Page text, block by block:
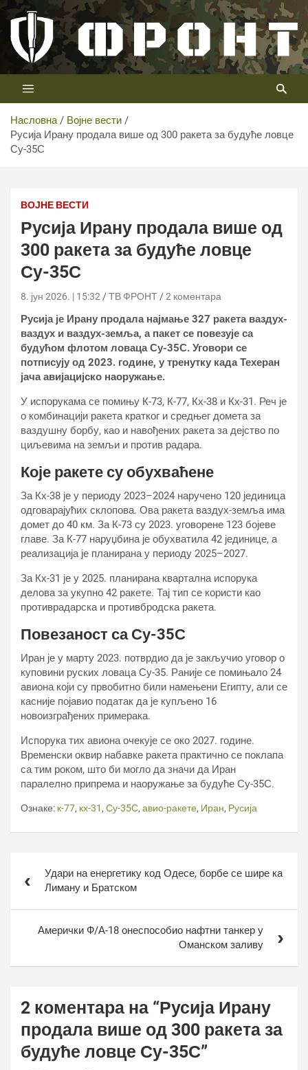
Скип
цонтент
Телевизија ФРОНТ
Први војни канал у Србији
Насловна
Војне вести
Русија Ирану продала више од 300 ракета за будуће ловце
Су-35С
ВОЈНЕ ВЕСТИ
Русија Ирану продала више од
300 ракета за будуће ловце
Су-35С
8. јун 2026. | 15:32 ТВ ФРОНТ 2 коментара
Русија је Ирану продала најмање 327 ракета ваздух-
ваздух и ваздух-земља, а пакет се повезује са
будућом флотом ловаца Су-35С. Уговори се
потписују од 2023. године, у тренутку када Техеран
јача авијацијско наоружање.
У испорукама се помињу К-73, К-77, Кх-38 и Кх-31. Реч је
о комбинацији ракета кратког и средњег домета за
ваздушну борбу, као и навођених ракета за дејство по
циљевима на земљи и против радара.
Које ракете су обухваћене
За Кх-38 је у периоду 2023–2024 наручено 120 јединица
одговарајућих склопова. Ова ракета ваздух-земља има
домет до 40 км. За К-73 су 2023. уговорене 123 бојеве
главе. За К-77 наруџбина је обухватила 42 јединице, а
реализација је планирана у периоду 2025–2027.
За Кх-31 је у 2025. планирана квартална испорука
делова за укупно 42 ракете. Тај тип се користи као
противрадарска и противбродска ракета.
Повезаност са Су-35С
Иран је у марту 2023. потврдио да је закључио уговор о
куповини руских ловаца Су-35. Раније се помињало 24
авиона који су првобитно били намењени Египту, али се
касније појавио податак да је купљено 16
новоизграђених примерака.
Испорука тих авиона очекује се око 2027. године.
Временски оквир набавке ракета практично се поклапа
са тим роком, што би могло да значи да Иран
паралелно припрема и наоружање за будуће Су-35С.
Ознаке: к-77, кх-31 , Су-35С, авио-ракете, Иран, Русија
чланкаУдари на енергетику код Одесе, борбе се шире ка
Лиману и Братском
Амерички Ф/А-18 онеспособио нафтни танкер у
Оманском заливу
2 коментара на “Русија Ирану
продала више од 300 ракета за
будуће ловце Су-35С”